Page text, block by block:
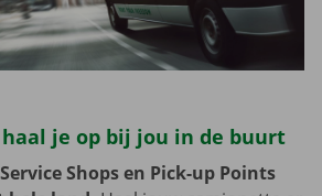
haal je op bij jou in de buurt
Shops en Pick-up Points